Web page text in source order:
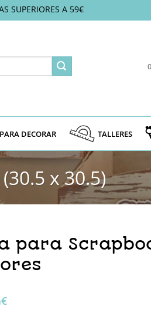
SUPERIORES A 59€
PARA DECORAR TALLERES
x 30.5)
para
€